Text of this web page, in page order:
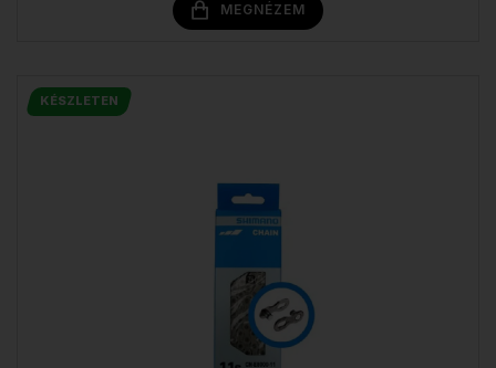
MEGNÉZEM
KÉSZLETEN